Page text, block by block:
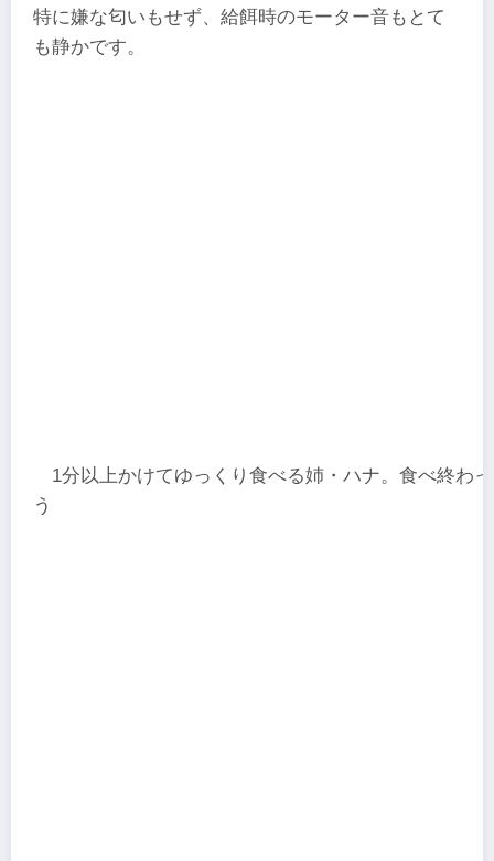
特に嫌な匂いもせず、給餌時のモーター音もとて
も静かです。
1分以上かけてゆっくり食べる姉・ハナ。食べ終わ
う